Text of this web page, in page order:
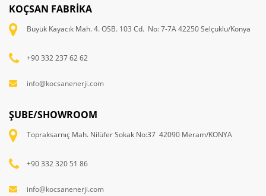
KOÇSAN FABRİKA
Büyük Kayacık Mah. 4. OSB. 103 Cd. No: 7-7A 42250 Selçuklu/Konya
+90 332 237 62 62
info@kocsanenerji.com
ŞUBE/SHOWROOM
Topraksarnıç Mah. Nilüfer Sokak No:37 42090 Meram/KONYA
+90 332 320 51 86
info@kocsanenerji.com